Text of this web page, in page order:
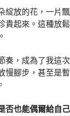
綻放的花，一片飄
貴起來。這種放鬆
奏，成為了我這次
慢腳步，甚至是暫
否也能偶爾給自己